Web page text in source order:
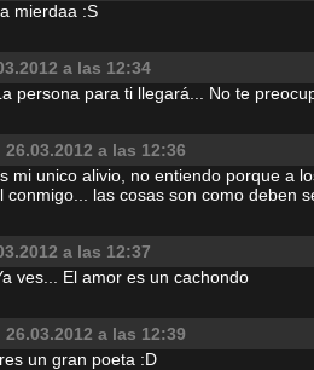
mierdaa :S
a las 12:34
persona para ti llegará... No te
26.03.2012 a las 12:36
mi unico alivio, no entiendo porque a
conmigo... las cosas son como deben
a las 12:37
ves... El amor es un cachondo
26.03.2012 a las 12:39
un gran poeta :D